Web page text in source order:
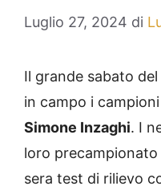
Luglio 27, 2024 di
Il grande sabato
in campo i campioni
Simone Inzaghi. I
loro precampionato
sera test di rilievo